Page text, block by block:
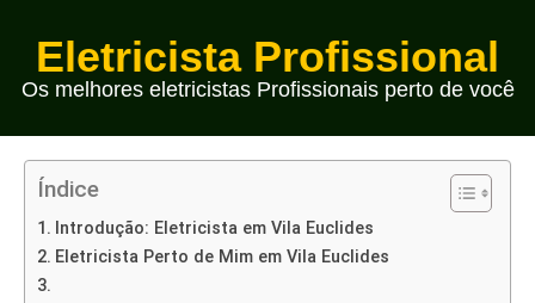
Eletricista Profissional
Os melhores eletricistas Profissionais perto de você
Índice
Introdução: Eletricista em Vila Euclides
Eletricista Perto de Mim em Vila Euclides